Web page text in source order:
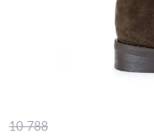
10 788